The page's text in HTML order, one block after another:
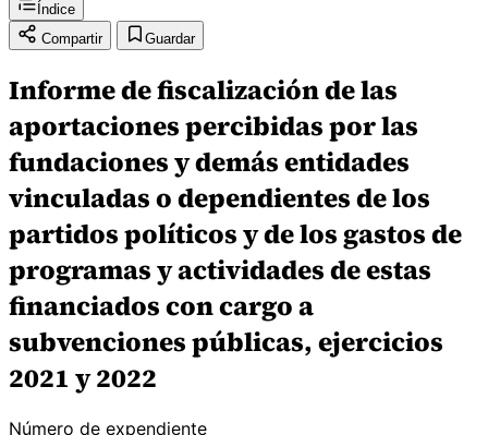
Índice
Compartir
Guardar
Informe de fiscalización de las
aportaciones percibidas por las
fundaciones y demás entidades
vinculadas o dependientes de los
partidos políticos y de los gastos de
programas y actividades de estas
financiados con cargo a
subvenciones públicas, ejercicios
2021 y 2022
Número de expendiente